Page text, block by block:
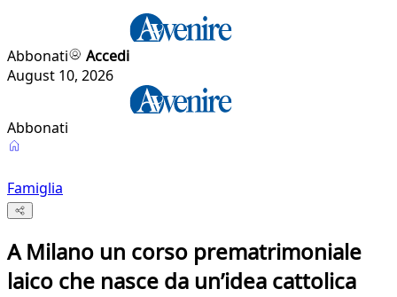
Abbonati
Accedi
August 10, 2026
Abbonati
Famiglia
A Milano un corso prematrimoniale
laico che nasce da un’idea cattolica